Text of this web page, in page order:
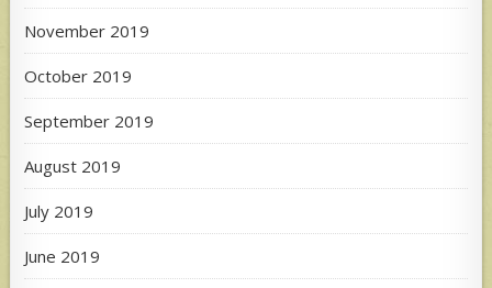
November 2019
October 2019
September 2019
August 2019
July 2019
June 2019